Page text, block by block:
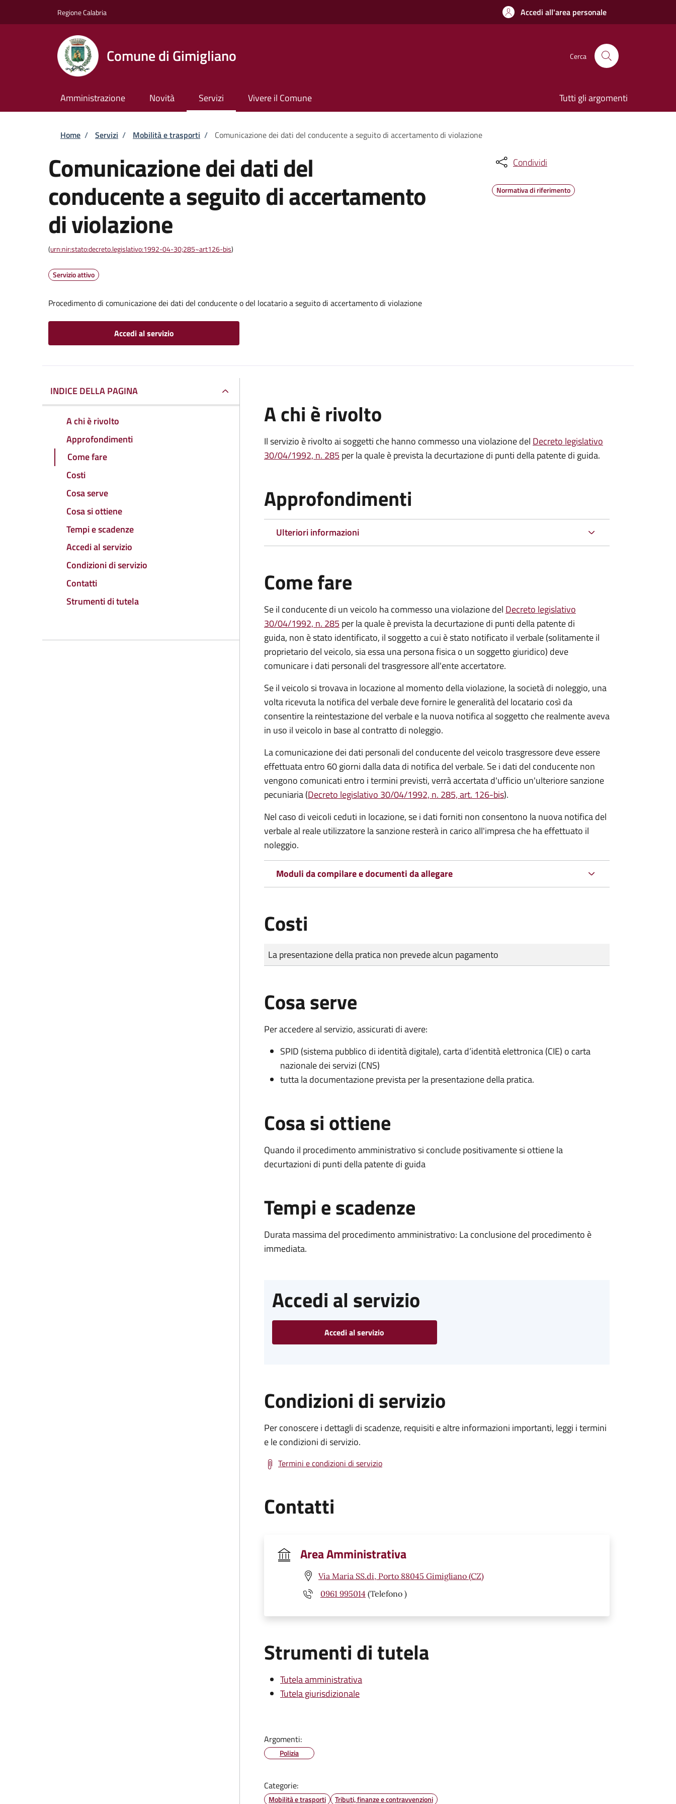
Regione Calabria Accedi all'area personale
Comune di Gimigliano Cerca
Amministrazione Novità Servizi Vivere il Comune Tutti gli argomenti
Briciole di pane
Home / Servizi / Mobilità e trasporti / Comunicazione dei dati del conducente a seguito di accertamento di violazione
Comunicazione dei dati del
conducente a seguito di accertamento
di violazione
(urn:nir:stato:decreto.legislativo:1992-04-30;285~art126-bis)
Servizio attivo
Procedimento di comunicazione dei dati del conducente o del locatario a seguito di accertamento di violazione
Accedi al servizio
Condividi
Normativa di riferimento
INDICE DELLA PAGINA
A chi è rivolto
Approfondimenti
Come fare
Costi
Cosa serve
Cosa si ottiene
Tempi e scadenze
Accedi al servizio
Condizioni di servizio
Contatti
Strumenti di tutela
A chi è rivolto
Il servizio è rivolto ai soggetti che hanno commesso una violazione del Decreto legislativo
30/04/1992, n. 285 per la quale è prevista la decurtazione di punti della patente di guida.
Approfondimenti
Ulteriori informazioni
Come fare
Se il conducente di un veicolo ha commesso una violazione del Decreto legislativo
30/04/1992, n. 285 per la quale è prevista la decurtazione di punti della patente di
guida, non è stato identificato, il soggetto a cui è stato notificato il verbale (solitamente il
proprietario del veicolo, sia essa una persona fisica o un soggetto giuridico) deve
comunicare i dati personali del trasgressore all'ente accertatore.
Se il veicolo si trovava in locazione al momento della violazione, la società di noleggio, una
volta ricevuta la notifica del verbale deve fornire le generalità del locatario così da
consentire la reintestazione del verbale e la nuova notifica al soggetto che realmente aveva
in uso il veicolo in base al contratto di noleggio.
La comunicazione dei dati personali del conducente del veicolo trasgressore deve essere
effettuata entro 60 giorni dalla data di notifica del verbale. Se i dati del conducente non
vengono comunicati entro i termini previsti, verrà accertata d'ufficio un'ulteriore sanzione
pecuniaria (Decreto legislativo 30/04/1992, n. 285, art. 126-bis).
Nel caso di veicoli ceduti in locazione, se i dati forniti non consentono la nuova notifica del
verbale al reale utilizzatore la sanzione resterà in carico all'impresa che ha effettuato il
noleggio.
Moduli da compilare e documenti da allegare
Costi
Tipo di pagamento
Importo
La presentazione della pratica non prevede alcun pagamento
Cosa serve
Per accedere al servizio, assicurati di avere:
SPID (sistema pubblico di identità digitale), carta d’identità elettronica (CIE) o carta
nazionale dei servizi (CNS)
tutta la documentazione prevista per la presentazione della pratica.
Cosa si ottiene
Quando il procedimento amministrativo si conclude positivamente si ottiene la
decurtazioni di punti della patente di guida
Tempi e scadenze
Durata massima del procedimento amministrativo: La conclusione del procedimento è
immediata.
Accedi al servizio
Accedi al servizio
Condizioni di servizio
Per conoscere i dettagli di scadenze, requisiti e altre informazioni importanti, leggi i termini
e le condizioni di servizio.
Termini e condizioni di servizio
Contatti
Area Amministrativa
Via Maria SS.di, Porto 88045 Gimigliano (CZ)
0961 995014 (Telefono )
Strumenti di tutela
Tutela amministrativa
Tutela giurisdizionale
Argomenti:
Polizia
Categorie:
Mobilità e trasporti Tributi, finanze e contravvenzioni